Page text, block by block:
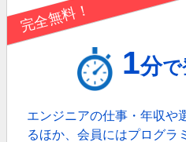
完全無料！
1分で
エンジニアの仕事・年収や
るほか、会員にはプログラ